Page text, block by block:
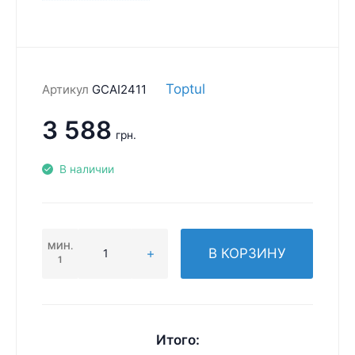
Артикул GCAI2411 Toptul
3 588 грн.
В наличии
МИН.
1
В КОРЗИНУ
Итого: